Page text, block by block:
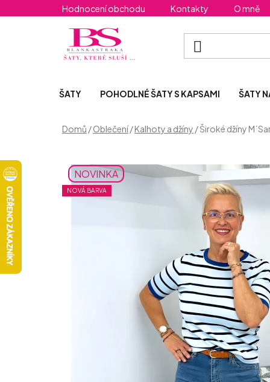
na
Hodnocení obchodu Kontakty O mně
ŠATY POHODLNÉ ŠATY S KAPSAMI ŠATY
Domů /Oblečení/Kalhoty a džíny /Široké džíny
NOVINKA
NOVÁ BARVA